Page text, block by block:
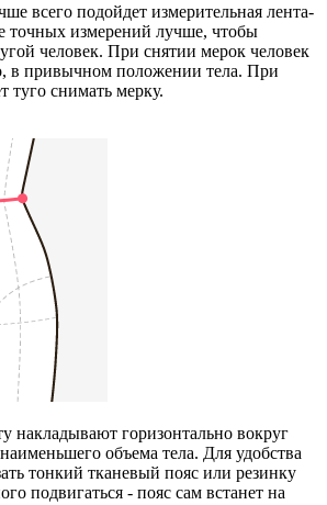
всего подойдет измерительная лента-
точных измерений лучше, чтобы
человек. При снятии мерок человек
в привычном положении тела. При
туго снимать мерку.
накладывают горизонтально вокруг
объема тела. Для удобства
тонкий тканевый пояс или резинку
подвигаться - пояс сам встанет на